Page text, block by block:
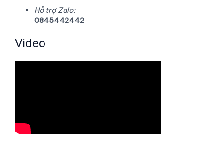
Hỗ trợ Zalo:
0845442442
Video